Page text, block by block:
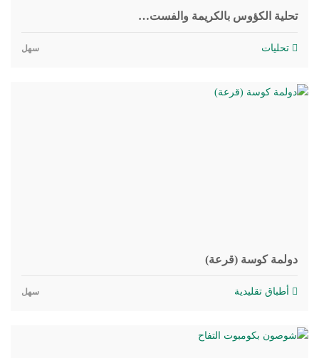
تحلية الكؤوس بالكريمة والفست…
تحليات سهل
دولمة كوسة (قرعة)
أطباق تقليدية سهل